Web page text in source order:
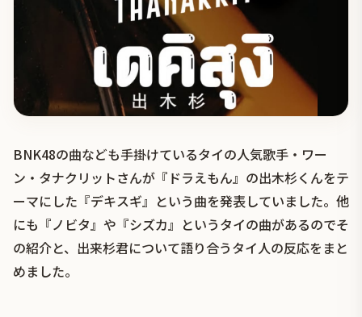
BNK48の曲なども手掛けているタイの人気歌手・ワー
ン・タナクリットさんが『ドラえもん』の出木杉くんをテ
ーマにした『デキスギ』という曲を発表していました。他
にも『ノビタ』や『シズカ』というタイの曲があるのでそ
の紹介と、出来杉君について語り合うタイ人の反応をまと
めました。